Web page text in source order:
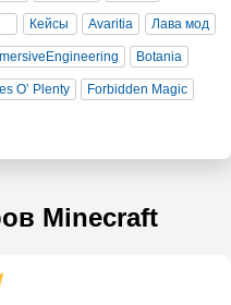
Кейсы Avaritia Лава мод
Botania
O’ Plenty Forbidden Magic
Minecraft